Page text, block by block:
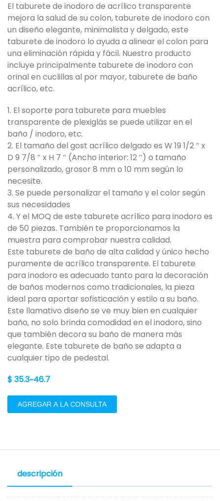
El taburete de inodoro de acrílico transparente
mejora la salud de su colon, taburete de inodoro con
un diseño elegante, minimalista y delgado, este
taburete de inodoro lo ayuda a alinear el colon para
una eliminación rápida y fácil. Nuestro producto
incluye principalmente taburete de inodoro con
orinal en cuclillas al por mayor, taburete de baño
acrílico, etc.
1. El soporte para taburete para muebles
transparente de plexiglás se puede utilizar en el
baño / inodoro, etc.
2. El tamaño del gost acrílico delgado es W 19 1/2 ″ x
D 9 7/8 ″ x H 7 ″ (Ancho interior: 12 ″) o tamaño
personalizado, grosor 8 mm o 10 mm según lo
necesite.
3. Se puede personalizar el tamaño y el color según
sus necesidades
4. Y el MOQ de este taburete acrílico para inodoro es
de 50 piezas. También te proporcionamos la
muestra para comprobar nuestra calidad.
Este taburete de baño de alta calidad y único hecho
puramente de acrílico transparente. El taburete
para inodoro es adecuado tanto para la decoración
de baños modernos como tradicionales, la pieza
ideal para aportar sofisticación y estilo a su baño.
Este llamativo diseño se ve muy bien en cualquier
baño, no solo brinda comodidad en el inodoro, sino
que también decora su baño de manera más
elegante. Este taburete de baño se adapta a
cualquier tipo de pedestal.
$ 35.3~46.7
AGREGAR A LA CONSULTA
descripción